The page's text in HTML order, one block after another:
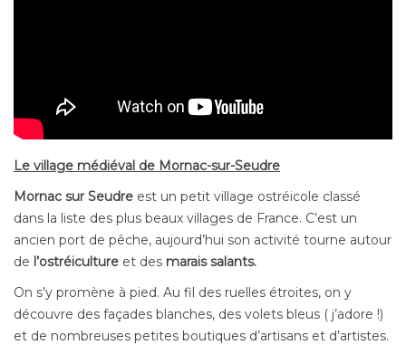
Le village médiéval de Mornac-sur-Seudre
Mornac sur Seudre est un petit village ostréicole classé
dans la liste des plus beaux villages de France. C’est un
ancien port de pêche, aujourd’hui son activité tourne autour
de l’ostréiculture et des marais salants.
On s’y promène à pied. Au fil des ruelles étroites, on y
découvre des façades blanches, des volets bleus ( j’adore !)
et de nombreuses petites boutiques d’artisans et d’artistes.